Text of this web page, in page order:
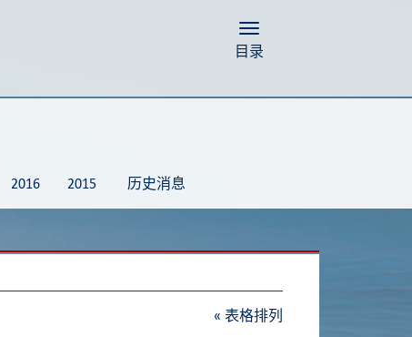
Toggle navigation
目录
2016 2015 历史消息
« 表格排列